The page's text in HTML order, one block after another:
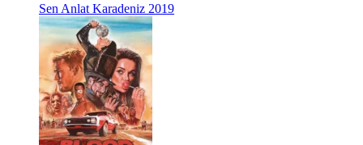
Sen Anlat Karadeniz 2019